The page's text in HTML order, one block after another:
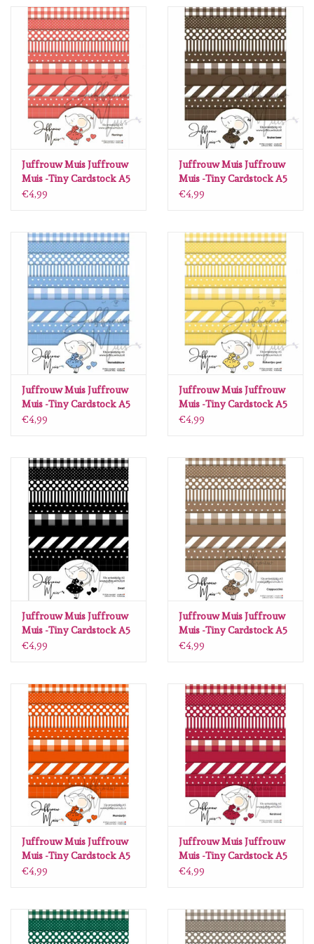
Spellbinders
Uniquely Creative
Juffrouw Muis
Memorybox
Kleurboeken
Gift cards
Juffrouw Muis Juffrouw
Muis -Tiny Cardstock A5
- Flamingo
€4,99
Juffrouw Muis Juffrouw
Muis -Tiny Cardstock A5
- Bruine Beer
€4,99
Juffrouw Muis Juffrouw
Muis -Tiny Cardstock A5
- Hemelsblauw
€4,99
Juffrouw Muis Juffrouw
Muis -Tiny Cardstock A5
- Kuikentjes geel
€4,99
Juffrouw Muis Juffrouw
Muis -Tiny Cardstock A5
- Zwart
€4,99
Juffrouw Muis Juffrouw
Muis -Tiny Cardstock A5
- Cappucino
€4,99
Juffrouw Muis Juffrouw
Muis -Tiny Cardstock A5
- Mandarijn
€4,99
Juffrouw Muis Juffrouw
Muis -Tiny Cardstock A5
- Kerstrood
€4,99